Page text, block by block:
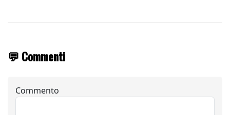
💬 Commenti